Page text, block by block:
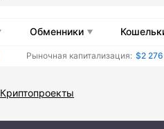
Обменники
Рыночная капитализация: $2
Криптопроекты